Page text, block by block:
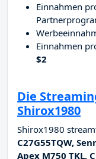
Einnahmen
Einnahmen
$2
Die
Shirox1980
Shirox1980
C27G55TQW,
Apex M750 TKL,